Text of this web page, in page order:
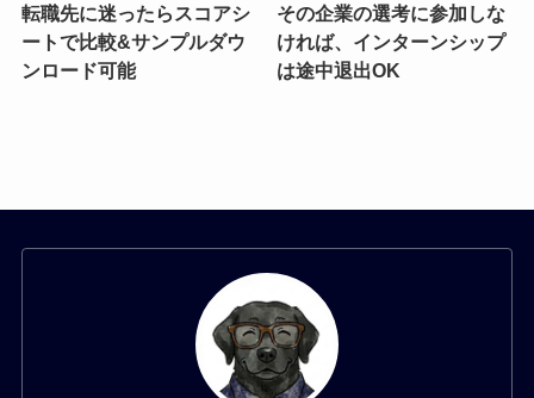
転職先に迷ったらスコアシ
ートで比較&サンプルダウ
ンロード可能
その企業の選考に参加しな
ければ、インターンシップ
は途中退出OK